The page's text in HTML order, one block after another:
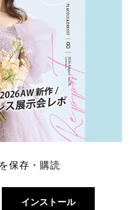
保存・購読
インストール